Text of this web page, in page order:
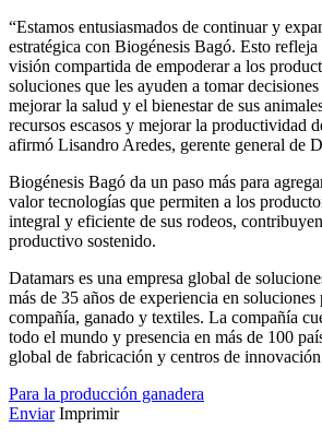
“Estamos entusiasmados de continuar y
estratégica con Biogénesis Bagó. Esto
visión compartida de empoderar a los
soluciones que les ayuden a tomar
mejorar la salud y el bienestar de sus
recursos escasos y mejorar la productividad
afirmó Lisandro Aredes, gerente general de
Biogénesis Bagó da un paso más para
valor tecnologías que permiten a los
integral y eficiente de sus rodeos,
productivo sostenido.
Datamars es una empresa global de
más de 35 años de experiencia en soluciones
compañía, ganado y textiles. La compañía
todo el mundo y presencia en más de 100
global de fabricación y centros de
Para la producción ganadera
Enviar Imprimir